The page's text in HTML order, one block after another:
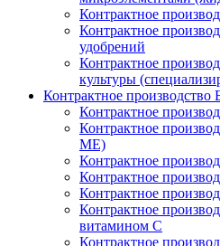
Контрактное
Контрактное
удобрений
Контрактное
культуры
Контрактное производство
Контрактное
Контрактное
МЕ)
Контрактное
Контрактное
Контрактное
Контрактное
витамином С
Контрактное